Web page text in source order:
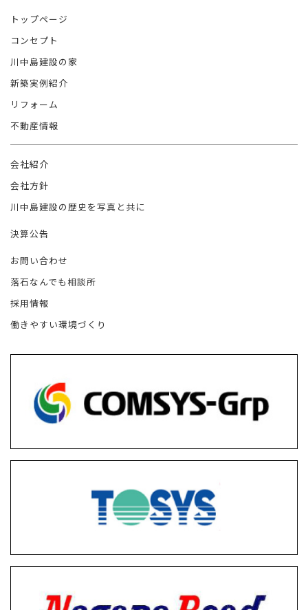
トップページ
コンセプト
川中島建設の家
新築実例紹介
リフォーム
不動産情報
会社紹介
会社方針
川中島建設の歴史を写真と共に
決算公告
お問い合わせ
落石なんでも相談所
採用情報
働きやすい環境づくり